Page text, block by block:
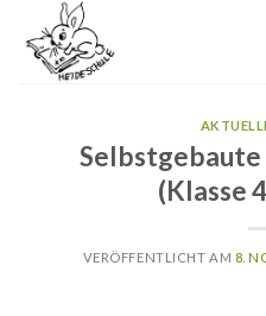
content
(Klasse
VERÖFFENTLICHT AM 8.